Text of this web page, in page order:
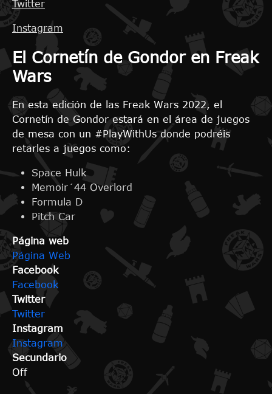
Twitter
Instagram
El Cornetín de Gondor en Freak
Wars
En esta edición de las Freak Wars 2022, el
Cornetín de Gondor estará en el área de juegos
de mesa con un #PlayWithUs donde podréis
retarles a juegos como:
Space Hulk
Memoir´44 Overlord
Formula D
Pitch Car
Página web
Página Web
Facebook
Facebook
Twitter
Twitter
Instagram
Instagram
Secundario
Off